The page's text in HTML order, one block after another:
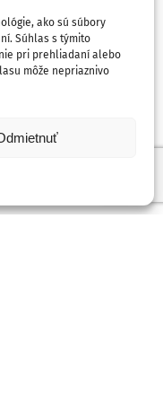
ako sú súbory
Súhlas s týmito
pri prehliadaní alebo
môže nepriaznivo